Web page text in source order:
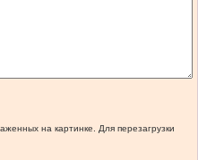
на картинке. Для перезагрузки